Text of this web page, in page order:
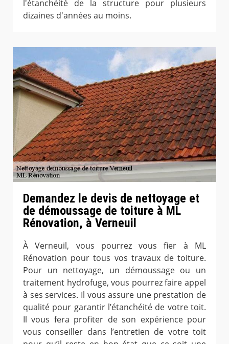
l'étanchéité de la structure pour plusieurs
dizaines d'années au moins.
Demandez le devis de nettoyage et
de démoussage de toiture à ML
Rénovation, à Verneuil
À Verneuil, vous pourrez vous fier à ML
Rénovation pour tous vos travaux de toiture.
Pour un nettoyage, un démoussage ou un
traitement hydrofuge, vous pourrez faire appel
à ses services. Il vous assure une prestation de
qualité pour garantir l’étanchéité de votre toit.
Il vous fera profiter de son expérience pour
vous conseiller dans l’entretien de votre toit